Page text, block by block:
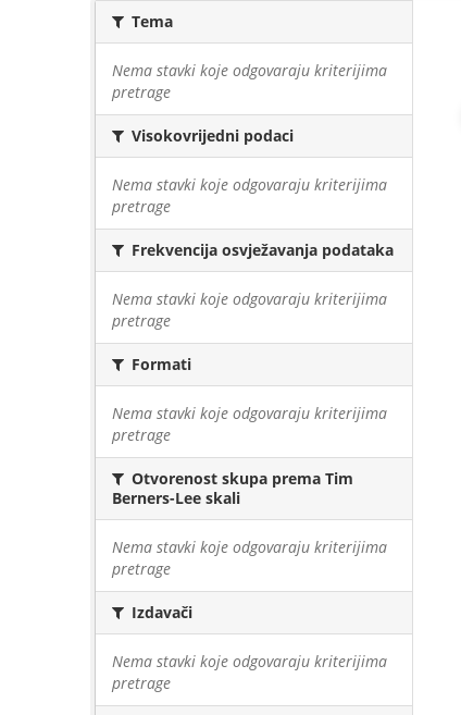
Tema
Nema stavki koje odgovaraju kriterijima
pretrage
Visokovrijedni podaci
Nema stavki koje odgovaraju kriterijima
pretrage
Frekvencija osvježavanja podataka
Nema stavki koje odgovaraju kriterijima
pretrage
Formati
Nema stavki koje odgovaraju kriterijima
pretrage
Otvorenost skupa prema Tim
Berners-Lee skali
Nema stavki koje odgovaraju kriterijima
pretrage
Izdavači
Nema stavki koje odgovaraju kriterijima
pretrage